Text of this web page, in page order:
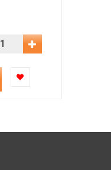
ΠοσότηταςΑύξηση Ποσότητας